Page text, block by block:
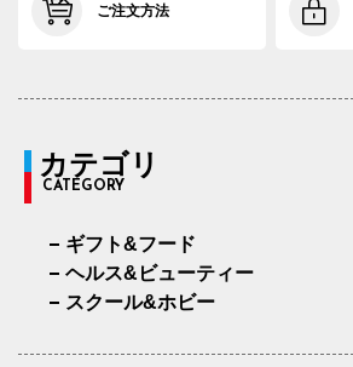
ご注文方法
カテゴリ
CATEGORY
ギフト&フード
ヘルス&ビューティー
スクール&ホビー